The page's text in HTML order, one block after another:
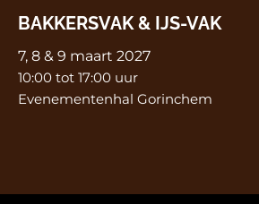
BAKKERSVAK & IJS-VAK
7, 8 & 9 maart 2027
10:00 tot 17:00 uur
Evenementenhal Gorinchem